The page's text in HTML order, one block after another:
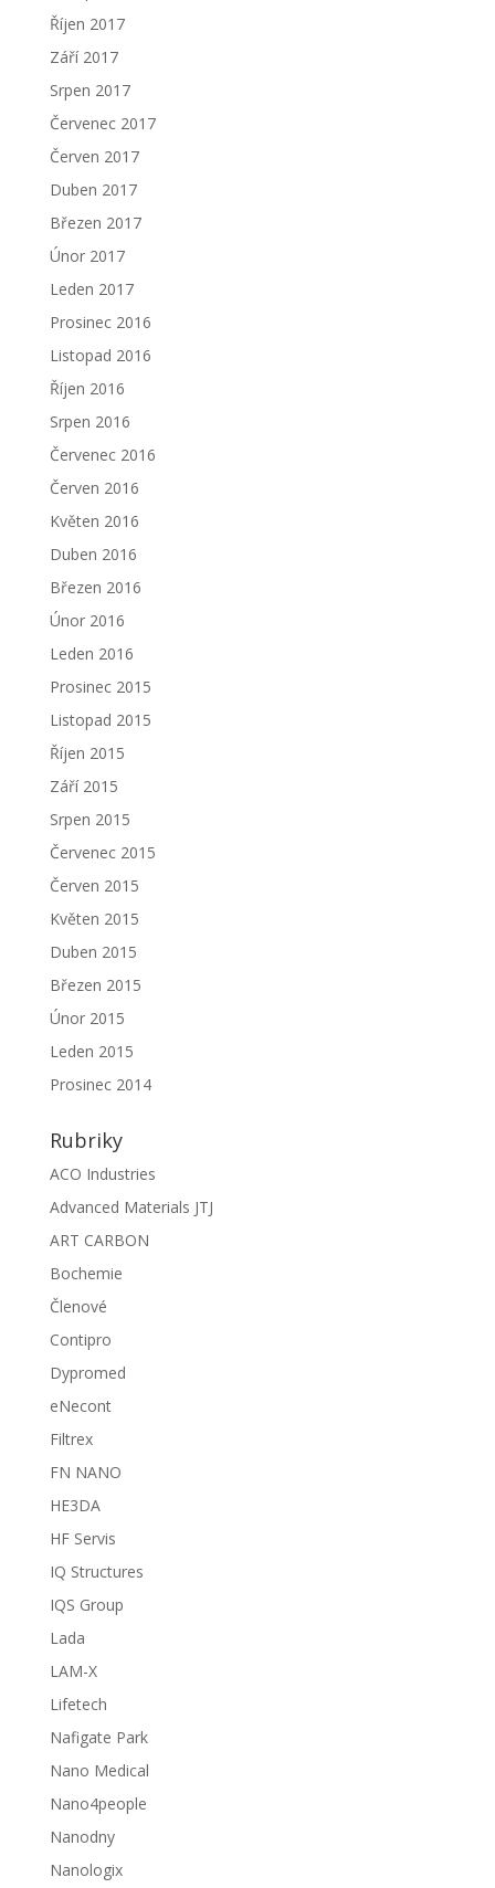
Říjen 2017
Září 2017
Srpen 2017
Červenec 2017
Červen 2017
Duben 2017
Březen 2017
Únor 2017
Leden 2017
Prosinec 2016
Listopad 2016
Říjen 2016
Srpen 2016
Červenec 2016
Červen 2016
Květen 2016
Duben 2016
Březen 2016
Únor 2016
Leden 2016
Prosinec 2015
Listopad 2015
Říjen 2015
Září 2015
Srpen 2015
Červenec 2015
Červen 2015
Květen 2015
Duben 2015
Březen 2015
Únor 2015
Leden 2015
Prosinec 2014
Rubriky
ACO Industries
Advanced Materials JTJ
ART CARBON
Bochemie
Členové
Contipro
Dypromed
eNecont
Filtrex
FN NANO
HE3DA
HF Servis
IQ Structures
IQS Group
Lada
LAM-X
Lifetech
Nafigate Park
Nano Medical
Nano4people
Nanodny
Nanologix